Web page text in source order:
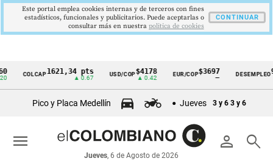
Cintillo
económicos
Colombia
COLCAP1621,34 pts
▲ 0.67
USD/COP$4178
▲ 0.42
EUR/COP$3697 DESEMPLEO9,9
▼
Pico y Placa Medellín Jueves 3 y 6 3 y 6
person search
Jueves, 6 de Agosto de 2026
menu
Este portal emplea cookies internas y de terceros con fines
estadísticos, funcionales y publicitarios. Puede aceptarlas o
consultar más en nuestra politica de cookies
CONTINUAR